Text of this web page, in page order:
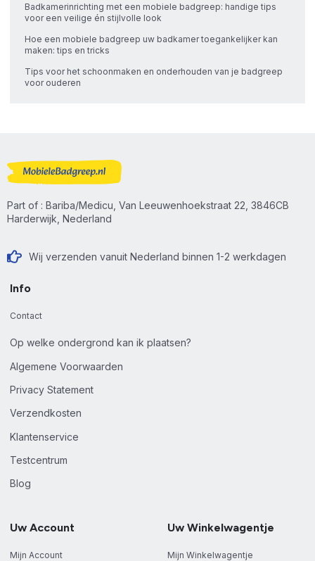
Badkamerinrichting met een mobiele badgreep: handige tips
voor een veilige én stijlvolle look
Hoe een mobiele badgreep uw badkamer toegankelijker kan
maken: tips en tricks
Tips voor het schoonmaken en onderhouden van je badgreep
voor ouderen
Part of : Bariba/Medicu, Van Leeuwenhoekstraat 22, 3846CB
Harderwijk, Nederland
Wij verzenden vanuit Nederland binnen 1-2 werkdagen
Info
Contact
Op welke ondergrond kan ik plaatsen?
Algemene Voorwaarden
Privacy Statement
Verzendkosten
Klantenservice
Testcentrum
Blog
Uw Account
Mijn Account
Uw Winkelwagentje
Mijn Winkelwagentje